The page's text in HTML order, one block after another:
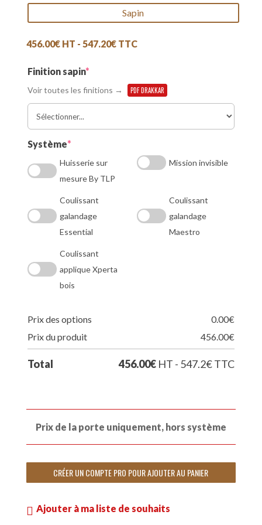
Sapin
456.00€ HT - 547.20€TTC
Finition sapin*(required)
Voir toutes les finitions → PDF DRAKKAR
Système*(required)
Huisserie sur
mesure By TLP
Mission invisible
Coulissant
galandage
Essential
Coulissant
galandage
Maestro
Coulissant
applique Xperta
bois
Prix des options 0.00€
Prix du produit
456.00€
Total 456.00€ HT - 547.2€TTC
Prix de la porte uniquement, hors système
CRÉER UN COMPTE PRO POUR AJOUTER AU PANIER
Ajouter à ma liste de souhaits